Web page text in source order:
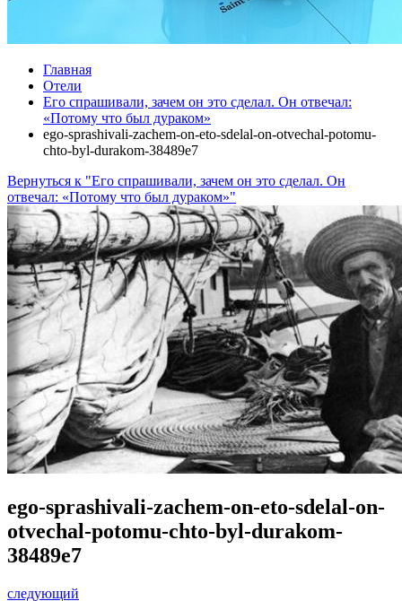
Главная
Отели
Его спрашивали, зачем он это сделал. Он отвечал:
«Потому что был дураком»
ego-sprashivali-zachem-on-eto-sdelal-on-otvechal-potomu-
chto-byl-durakom-38489e7
Вернуться к "Его спрашивали, зачем он это сделал. Он
отвечал: «Потому что был дураком»"
ego-sprashivali-zachem-on-eto-sdelal-on-
otvechal-potomu-chto-byl-durakom-
38489e7
следующий